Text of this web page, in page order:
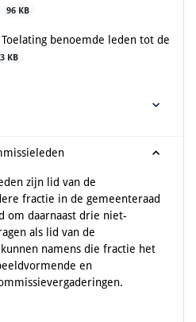
96 KB
Toelating benoemde leden tot de
KB
zijn lid van de
fractie in de gemeenteraad
om daarnaast drie niet-
als lid van de
namens die fractie het
en